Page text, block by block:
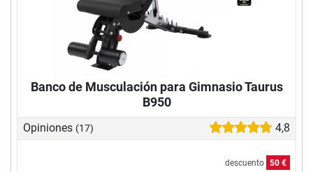
Banco de Musculación para Gimnasio Taurus
B950
Opiniones (17) 4,8
descuento 50 €